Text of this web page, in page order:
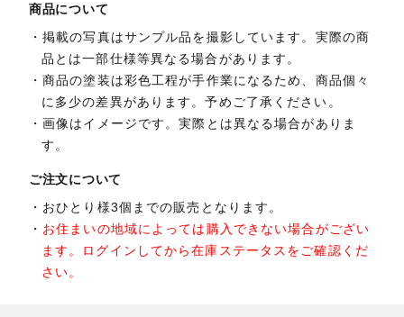
商品について
掲載の写真はサンプル品を撮影しています。実際の商
品とは一部仕様等異なる場合があります。
商品の塗装は彩色工程が手作業になるため、商品個々
に多少の差異があります。予めご了承ください。
画像はイメージです。実際とは異なる場合がありま
す。
ご注文について
おひとり様3個までの販売となります。
お住まいの地域によっては購入できない場合がござい
ます。ログインしてから在庫ステータスをご確認くだ
さい。